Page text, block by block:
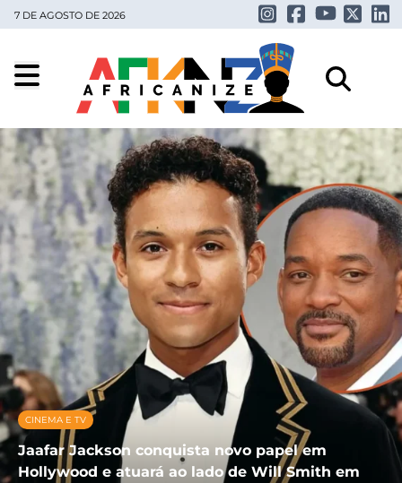
7 DE AGOSTO DE 2026
CINEMA E TV
Jaafar Jackson conquista novo papel em
Hollywood e atuará ao lado de Will Smith em